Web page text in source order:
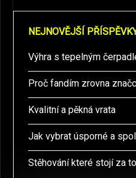
NEJNOVĚJŠÍ
Výhra s tepelným
Proč fandím zrovna
Kvalitní a pěkná vrata
Jak vybrat úsporné a
Stěhování které stojí za to